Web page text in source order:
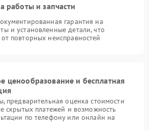
работы и запчасти
гарантия на
и установленные детали, что
повторных неисправностей
ценообразование и бесплатная
предварительная оценка стоимости
скрытых платежей и возможность
по телефону или онлайн на